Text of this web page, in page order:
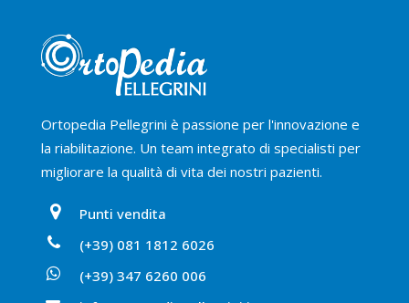
Ortopedia Pellegrini è passione per l'innovazione e
la riabilitazione. Un team integrato di specialisti per
migliorare la qualità di vita dei nostri pazienti.
Punti vendita
(+39) 081 1812 6026
(+39) 347 6260 006